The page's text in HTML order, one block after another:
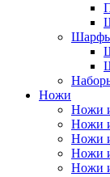
Ножи
Ножи
Ножи
Ножи
Ножи
Ножи